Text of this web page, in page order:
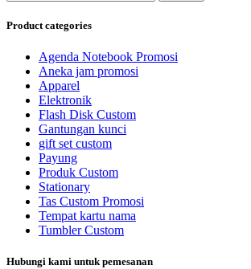
Product categories
Agenda Notebook Promosi
Aneka jam promosi
Apparel
Elektronik
Flash Disk Custom
Gantungan kunci
gift set custom
Payung
Produk Custom
Stationary
Tas Custom Promosi
Tempat kartu nama
Tumbler Custom
Hubungi kami untuk pemesanan